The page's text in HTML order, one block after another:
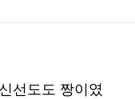
선도도 짱이였